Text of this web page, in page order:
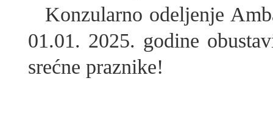
Konzularno odeljenje
01.01. 2025. godine
srećne praznike!